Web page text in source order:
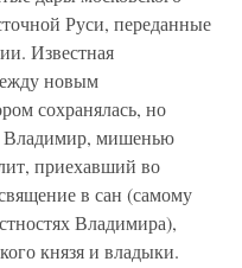
Руси, переданные
Известная
новым
сохранялась, но
Владимир, мишенью
приехавший во
в сан (самому
Владимира),
князя и владыки.